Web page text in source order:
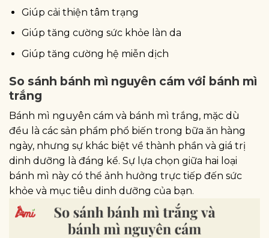
Giúp cải thiện tâm trạng
Giúp tăng cường sức khỏe làn da
Giúp tăng cường hệ miễn dịch
So sánh bánh mì nguyên cám với bánh mì
trắng
Bánh mì nguyên cám và bánh mì trắng, mặc dù
đều là các sản phẩm phổ biến trong bữa ăn hàng
ngày, nhưng sự khác biệt về thành phần và giá trị
dinh dưỡng là đáng kể. Sự lựa chọn giữa hai loại
bánh mì này có thể ảnh hưởng trực tiếp đến sức
khỏe và mục tiêu dinh dưỡng của bạn.